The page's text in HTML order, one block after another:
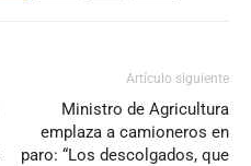
Artículo siguiente
Ministro de Agricultura
emplaza a camioneros en
paro: “Los descolgados, que